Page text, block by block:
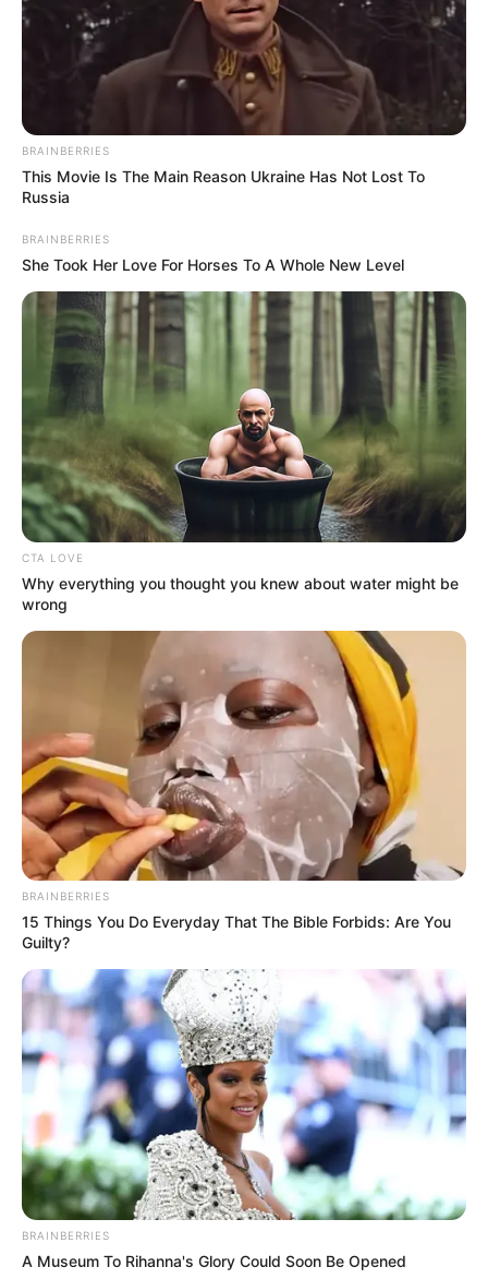
BRAINBERRIES
This Movie Is The Main Reason Ukraine Has Not Lost To
Russia
BRAINBERRIES
She Took Her Love For Horses To A Whole New Level
CTA LOVE
Why everything you thought you knew about water might be
wrong
BRAINBERRIES
15 Things You Do Everyday That The Bible Forbids: Are You
Guilty?
BRAINBERRIES
A Museum To Rihanna's Glory Could Soon Be Opened